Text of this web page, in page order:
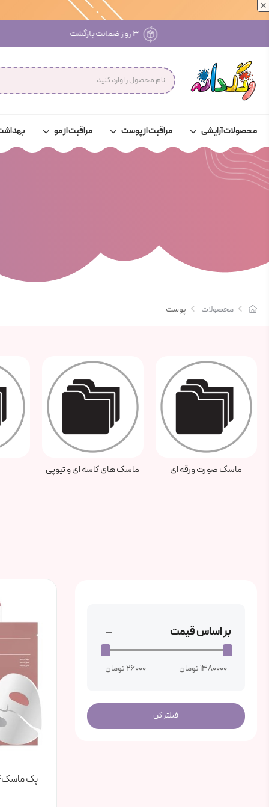
×
محصولات آرایشی مراقبت از پوست مراقبت از مو
محصولات پوست
ماسک های کاسه ای و تیوپی ضد آفتاب
بر اساس قیمت
26000 تومان 1380000 تومان
پک ماسک۴ عددی بایودنس مدل بیو کلاژن